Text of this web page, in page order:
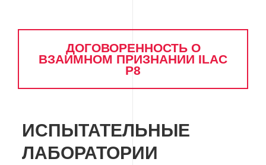
ДОГОВОРЕННОСТЬ О
ВЗАИМНОМ ПРИЗНАНИИ ILAC
P8
ИСПЫТАТЕЛЬНЫЕ
ЛАБОРАТОРИИ